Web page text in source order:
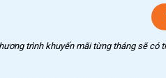
trình khuyến mãi từng tháng sẽ